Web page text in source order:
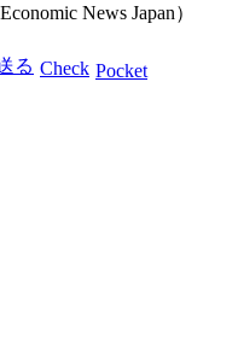
News Japan）
Check Pocket